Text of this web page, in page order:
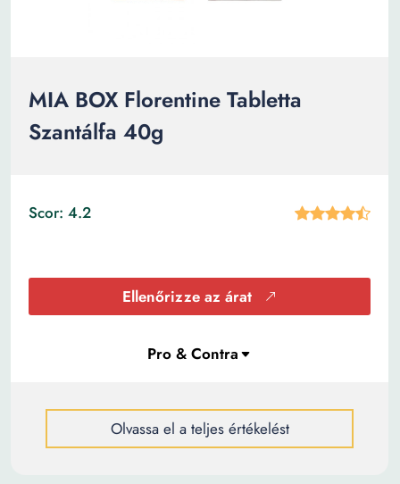
MIA BOX Florentine Tabletta
Szantálfa 40g
Scor: 4.2
Ellenőrizze az árat
Olvassa el a teljes értékelést